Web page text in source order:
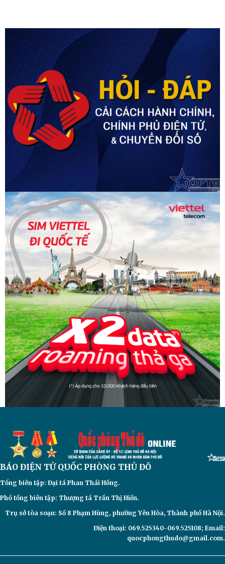
BÁO ĐIỆN TỬQUỐC PHÒNG THỦ ĐÔ
Tổng biên tập: Đại tá Phan Thái Hồng.
Phó tổng biên tập: Thượng tá Trần Thị Hiền.
Trụ sở tòa soạn: Số 8 Phạm Hùng, phường Yên Hòa, Thành phố Hà Nội.
Điện thoại: 069.525340-069.525108; Email:
quocphongthudo@gmail.com.